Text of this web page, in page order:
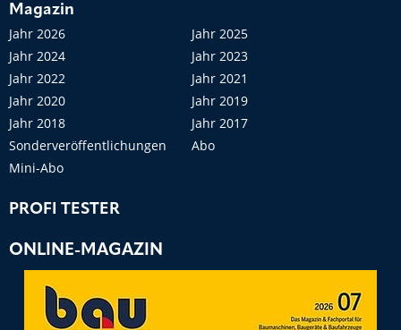
Magazin
Jahr 2026
Jahr 2025
Jahr 2024
Jahr 2023
Jahr 2022
Jahr 2021
Jahr 2020
Jahr 2019
Jahr 2018
Jahr 2017
Sonderveröffentlichungen
Abo
Mini-Abo
PROFI TESTER
ONLINE-MAGAZIN